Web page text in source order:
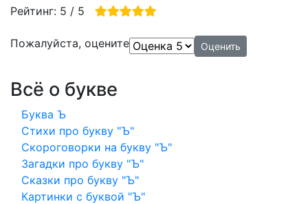
Рейтинг: 5 / 5
Пожалуйста, оцените
Всё о букве
Буква Ъ
Стихи про букву "Ъ"
Скороговорки на букву "Ъ"
Загадки про букву "Ъ"
Сказки про букву "Ъ"
Картинки с буквой "Ъ"